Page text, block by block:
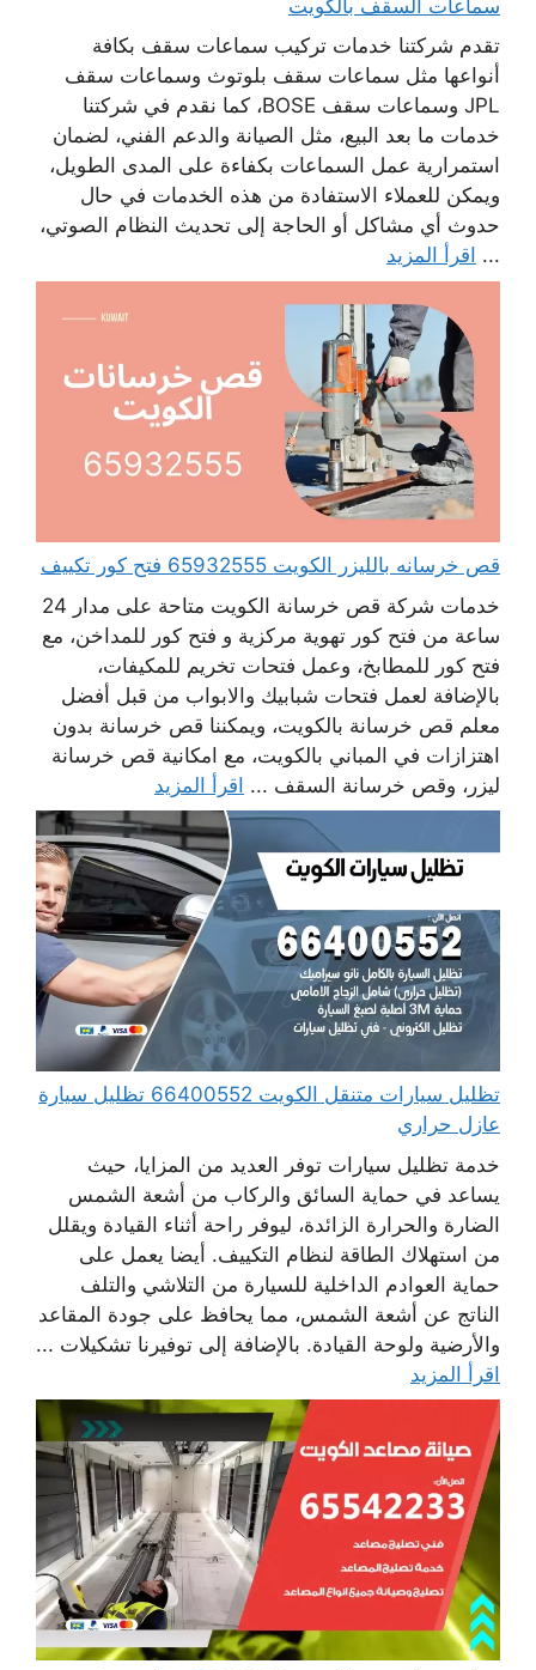
سماعات السقف بالكويت
تقدم شركتنا خدمات تركيب سماعات سقف بكافة
أنواعها مثل سماعات سقف بلوتوث وسماعات سقف
JPL وسماعات سقف BOSE، كما نقدم في شركتنا
خدمات ما بعد البيع، مثل الصيانة والدعم الفني، لضمان
استمرارية عمل السماعات بكفاءة على المدى الطويل،
ويمكن للعملاء الاستفادة من هذه الخدمات في حال
حدوث أي مشاكل أو الحاجة إلى تحديث النظام الصوتي،
... اقرأ المزيد
قص خرسانه بالليزر الكويت 65932555 فتح كور تكييف
خدمات شركة قص خرسانة الكويت متاحة على مدار 24
ساعة من فتح كور تهوية مركزية و فتح كور للمداخن، مع
فتح كور للمطابخ، وعمل فتحات تخريم للمكيفات،
بالإضافة لعمل فتحات شبابيك والابواب من قبل أفضل
معلم قص خرسانة بالكويت، ويمكننا قص خرسانة بدون
اهتزازات في المباني بالكويت، مع امكانية قص خرسانة
ليزر، وقص خرسانة السقف ... اقرأ المزيد
تظليل سيارات متنقل الكويت 66400552 تظليل سيارة
عازل حراري
خدمة تظليل سيارات توفر العديد من المزايا، حيث
يساعد في حماية السائق والركاب من أشعة الشمس
الضارة والحرارة الزائدة، ليوفر راحة أثناء القيادة ويقلل
من استهلاك الطاقة لنظام التكييف. أيضا يعمل على
حماية العوادم الداخلية للسيارة من التلاشي والتلف
الناتج عن أشعة الشمس، مما يحافظ على جودة المقاعد
والأرضية ولوحة القيادة. بالإضافة إلى توفيرنا تشكيلات ...
اقرأ المزيد